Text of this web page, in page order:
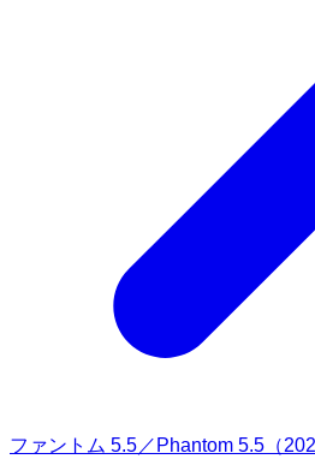
ファントム 5.5／Phantom 5.5（